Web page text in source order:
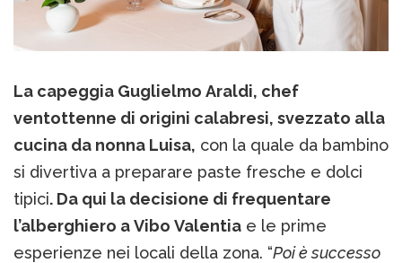
La capeggia Guglielmo Araldi, chef
ventottenne di origini calabresi, svezzato alla
cucina da nonna Luisa, con la quale da bambino
si divertiva a preparare paste fresche e dolci
tipici. Da qui la decisione di frequentare
l’alberghiero a Vibo Valentia e le prime
esperienze nei locali della zona. “Poi è successo